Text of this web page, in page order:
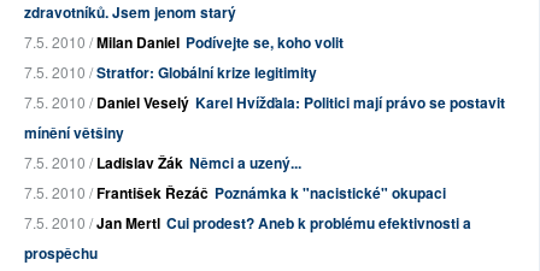
zdravotníků. Jsem jenom starý
7.5. 2010 /Milan Daniel Podívejte se, koho volit
7.5. 2010 /Stratfor: Globální krize legitimity
7.5. 2010 /Daniel Veselý Karel Hvížďala: Politici mají právo se postavit
mínění většiny
7.5. 2010 /Ladislav Žák Němci a uzený...
7.5. 2010 /František Řezáč Poznámka k "nacistické" okupaci
7.5. 2010 /Jan Mertl Cui prodest? Aneb k problému efektivnosti a
prospěchu